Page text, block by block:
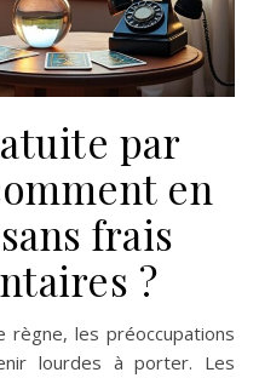
par
en
frais
?
lourdes à porter. Les